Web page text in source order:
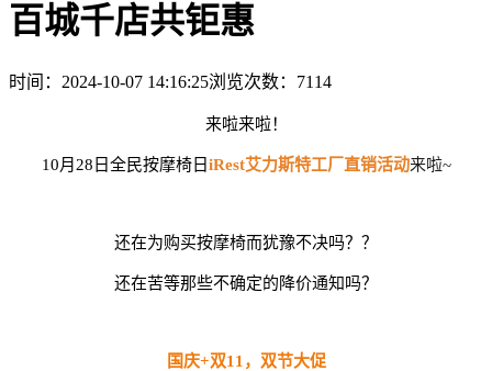
百城千店共钜惠
时间：2024-10-07 14:16:25浏览次数： 7114
来啦来啦！
10月28日全民按摩椅日iRest艾力斯特工厂直销活动来啦~
还在为购买按摩椅而犹豫不决吗？？
还在苦等那些不确定的降价通知吗？
国庆+双11，双节大促